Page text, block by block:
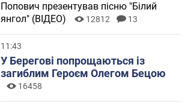
Попович презентував пісню "Білий
янгол" (ВІДЕО)
12812 13
11:43
У Берегові попрощаються із
загиблим Героєм Олегом Бецою
16458